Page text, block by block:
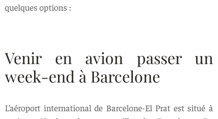
quelques options :
Venir en avion passer un
week-end à Barcelone
L’aéroport international de Barcelone-El Prat est situé à